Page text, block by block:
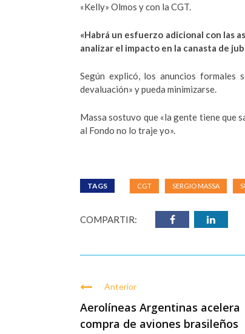
«Kelly» Olmos y con la CGT.
«Habrá un esfuerzo adicional con las
analizar el impacto en la canasta de
Según explicó, los anuncios formales
devaluación» y pueda minimizarse.
Massa sostuvo que «la gente tiene que
al Fondo no lo traje yo».
TAGS CGT SERGIO MASSA
COMPARTIR:
Anterior
Aerolíneas Argentinas acelera
compra de aviones brasileños